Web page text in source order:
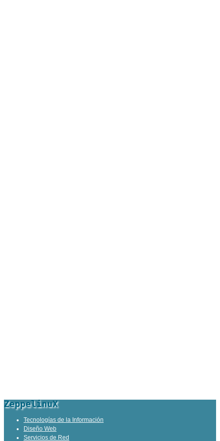
ZeppelinuX
Tecnologías de la Información
Diseño Web
Servicios de Red